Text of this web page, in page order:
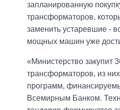
запланированную
трансформаторов,
заменить устаревшие -
мощных машин уже
«Министерство закупит
трансформаторов, из них
программ,
Всемирным Банком.